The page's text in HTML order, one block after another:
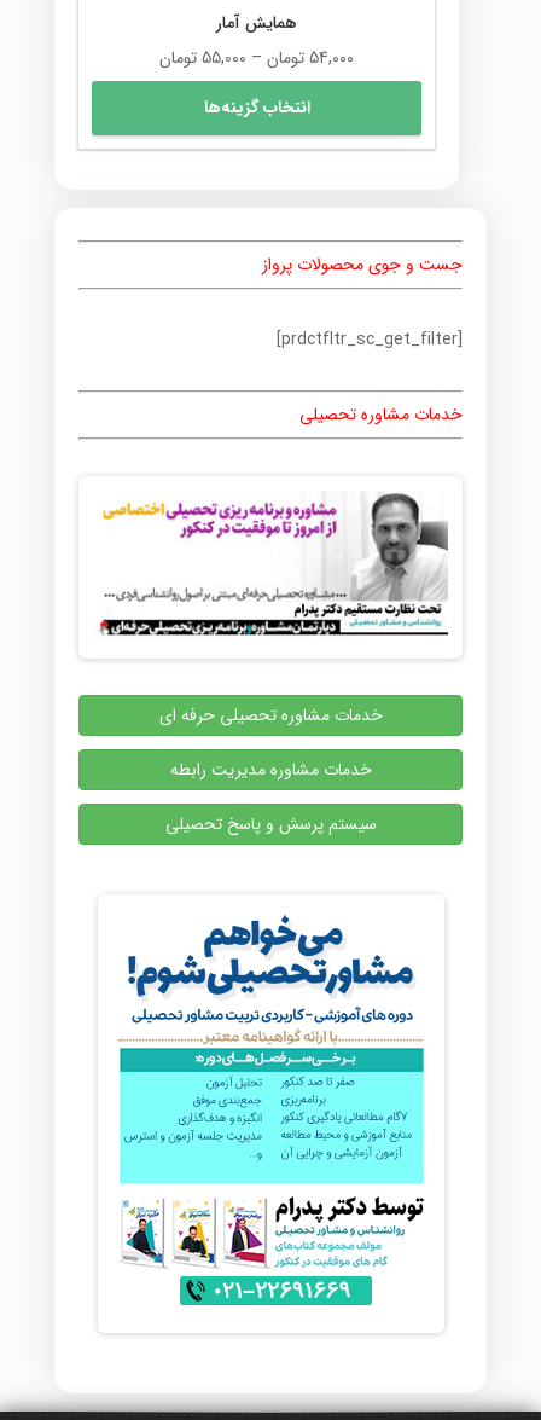
همایش آمار
54,000تومان –
55,000تومانمحدوده
قیمت:
تا
انتخاب گزینه‌ها
دارای
در
محصول
جست و جوی محصولات پرواز
[prdctfltr_sc_get_filter]
خدمات مشاوره تحصیلی
خدمات مشاوره تحصیلی حرفه ای
خدمات مشاوره مدیریت رابطه
سیستم پرسش و پاسخ تحصیلی